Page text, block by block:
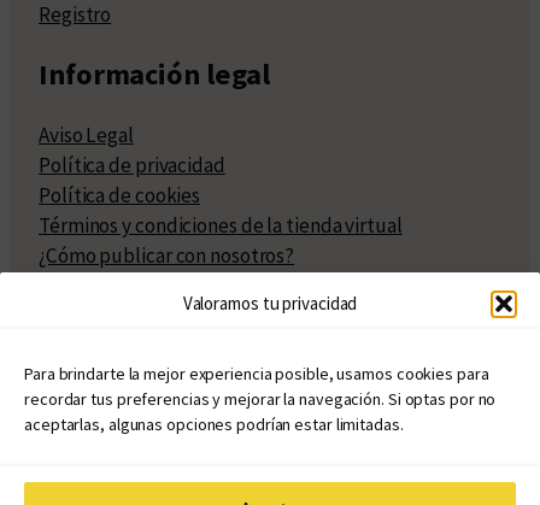
Valoramos tu privacidad
Para brindarte la mejor experiencia posible, usamos cookies para
recordar tus preferencias y mejorar la navegación. Si optas por no
aceptarlas, algunas opciones podrían estar limitadas.
Registro
Información legal
Aviso Legal
Política de privacidad
Política de cookies
Términos y condiciones de la tienda virtual
¿Cómo publicar con nosotros?
Políticas de publicación
Políticas de coedición
Atribuciones